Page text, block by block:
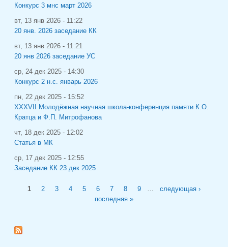
Конкурс 3 мнс март 2026
вт, 13 янв 2026 - 11:22
20 янв. 2026 заседание КК
вт, 13 янв 2026 - 11:21
20 янв 2026 заседание УС
ср, 24 дек 2025 - 14:30
Конкурс 2 н.с. январь 2026
пн, 22 дек 2025 - 15:52
XXXVII Молодёжная научная школа-конференция памяти К.О.
Кратца и Ф.П. Митрофанова
чт, 18 дек 2025 - 12:02
Статья в МК
ср, 17 дек 2025 - 12:55
Заседание КК 23 дек 2025
Страницы
1 2 3 4 5 6 7 8 9 …
следующая ›
последняя »